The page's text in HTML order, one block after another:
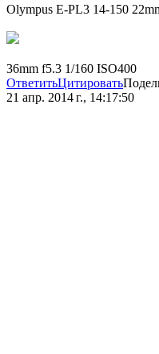
Olympus E-PL3 14-150
36mm f5.3 1/160 ISO400
ОтветитьЦитировать
21 апр. 2014 г., 14:17:50